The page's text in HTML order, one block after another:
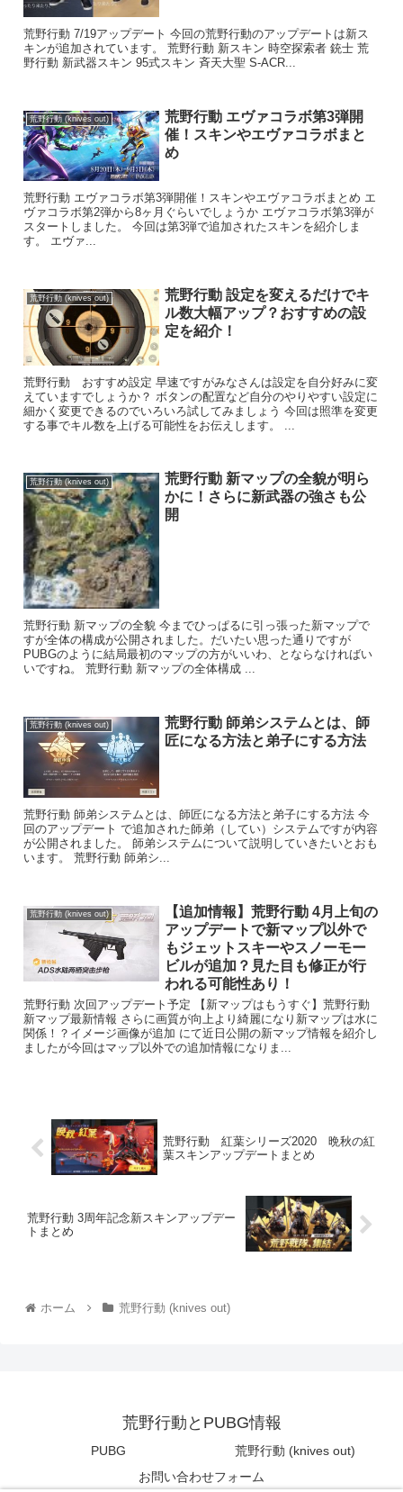
荒野行動 7/19アップデート 今回の荒野行動のアップデートは新ス
キンが追加されています。 荒野行動 新スキン 時空探索者 銃士 荒
野行動 新武器スキン 95式スキン 斉天大聖 S-ACR...
荒野行動 (knives out)
荒野行動 エヴァコラボ第3弾開
催！スキンやエヴァコラボまと
め
荒野行動 エヴァコラボ第3弾開催！スキンやエヴァコラボまとめ エ
ヴァコラボ第2弾から8ヶ月ぐらいでしょうか エヴァコラボ第3弾が
スタートしました。 今回は第3弾で追加されたスキンを紹介しま
す。 エヴァ...
荒野行動 (knives out)
荒野行動 設定を変えるだけでキ
ル数大幅アップ？おすすめの設
定を紹介！
荒野行動 おすすめ設定 早速ですがみなさんは設定を自分好みに変
えていますでしょうか？ ボタンの配置など自分のやりやすい設定に
細かく変更できるのでいろいろ試してみましょう 今回は照準を変更
する事でキル数を上げる可能性をお伝えします。 ...
荒野行動 (knives out)
荒野行動 新マップの全貌が明ら
かに！さらに新武器の強さも公
開
荒野行動 新マップの全貌 今までひっぱるに引っ張った新マップで
すが全体の構成が公開されました。だいたい思った通りですが
PUBGのように結局最初のマップの方がいいわ、とならなければい
いですね。 荒野行動 新マップの全体構成 ...
荒野行動 (knives out)
荒野行動 師弟システムとは、師
匠になる方法と弟子にする方法
荒野行動 師弟システムとは、師匠になる方法と弟子にする方法 今
回のアップデート で追加された師弟（してい）システムですが内容
が公開されました。 師弟システムについて説明していきたいとおも
います。 荒野行動 師弟シ...
荒野行動 (knives out)
【追加情報】荒野行動 4月上旬の
アップデートで新マップ以外で
もジェットスキーやスノーモー
ビルが追加？見た目も修正が行
われる可能性あり！
荒野行動 次回アップデート予定 【新マップはもうすぐ】荒野行動
新マップ最新情報 さらに画質が向上より綺麗になり新マップは水に
関係！？イメージ画像が追加 にて近日公開の新マップ情報を紹介し
ましたが今回はマップ以外での追加情報になりま...
荒野行動 紅葉シリーズ2020 晩秋の紅
葉スキンアップデートまとめ
荒野行動 3周年記念新スキンアップデー
トまとめ
ホーム 荒野行動 (knives out)
荒野行動とPUBG情報
PUBG
荒野行動 (knives out)
お問い合わせフォーム